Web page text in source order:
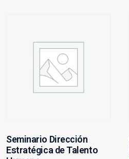
Seminario Dirección
Estratégica de Talento